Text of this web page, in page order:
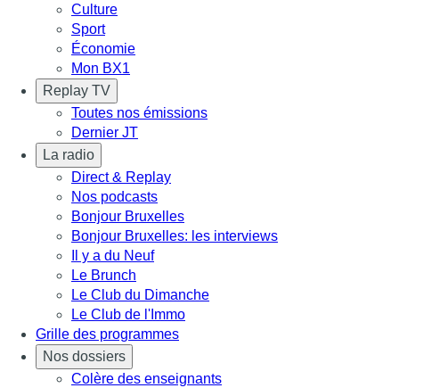
Culture
Sport
Économie
Mon BX1
Replay TV
Toutes nos émissions
Dernier JT
La radio
Direct & Replay
Nos podcasts
Bonjour Bruxelles
Bonjour Bruxelles: les interviews
Il y a du Neuf
Le Brunch
Le Club du Dimanche
Le Club de l'Immo
Grille des programmes
Nos dossiers
Colère des enseignants